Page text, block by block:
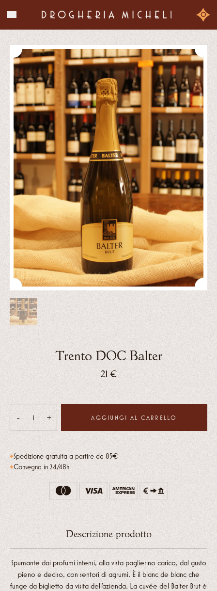
0
La storia
Contatti
Shop
Trento DOC Balter
21 €
quantità
- + AGGIUNGI AL CARRELLO
Spedizione gratuita a partire da 85€
Consegna in 24/48h
Descrizione prodotto
Spumante dai profumi intensi, alla vista paglierino carico, dal gusto
pieno e deciso, con sentori di agrumi. È il blanc de blanc che
funge da biglietto da visita dell’azienda. La cuvée del Balter Brut è